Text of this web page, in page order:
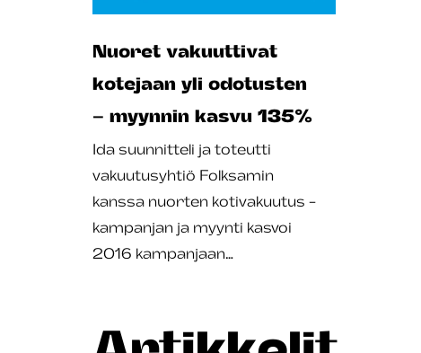
Nuoret vakuuttivat
kotejaan yli odotusten
– myynnin kasvu 135%
Ida suunnitteli ja toteutti
vakuutusyhtiö Folksamin
kanssa nuorten kotivakuutus -
kampanjan ja myynti kasvoi
2016 kampanjaan…